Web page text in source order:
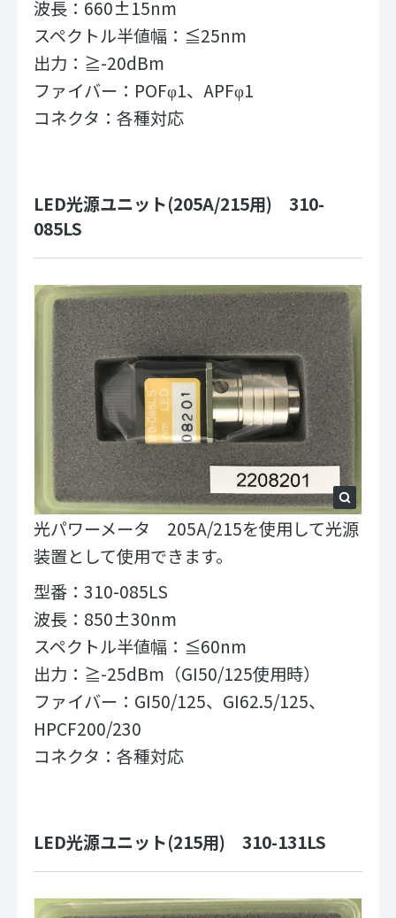
波長：660±15nm
スペクトル半値幅：≦25nm
出力：≧-20dBm
ファイバー：POFφ1、APFφ1
コネクタ：各種対応
LED光源ユニット(205A/215用) 310-
085LS
光パワーメータ 205A/215を使用して光源
装置として使用できます。
型番：310-085LS
波長：850±30nm
スペクトル半値幅：≦60nm
出力：≧-25dBm（GI50/125使用時）
ファイバー：GI50/125、GI62.5/125、
HPCF200/230
コネクタ：各種対応
LED光源ユニット(215用) 310-131LS